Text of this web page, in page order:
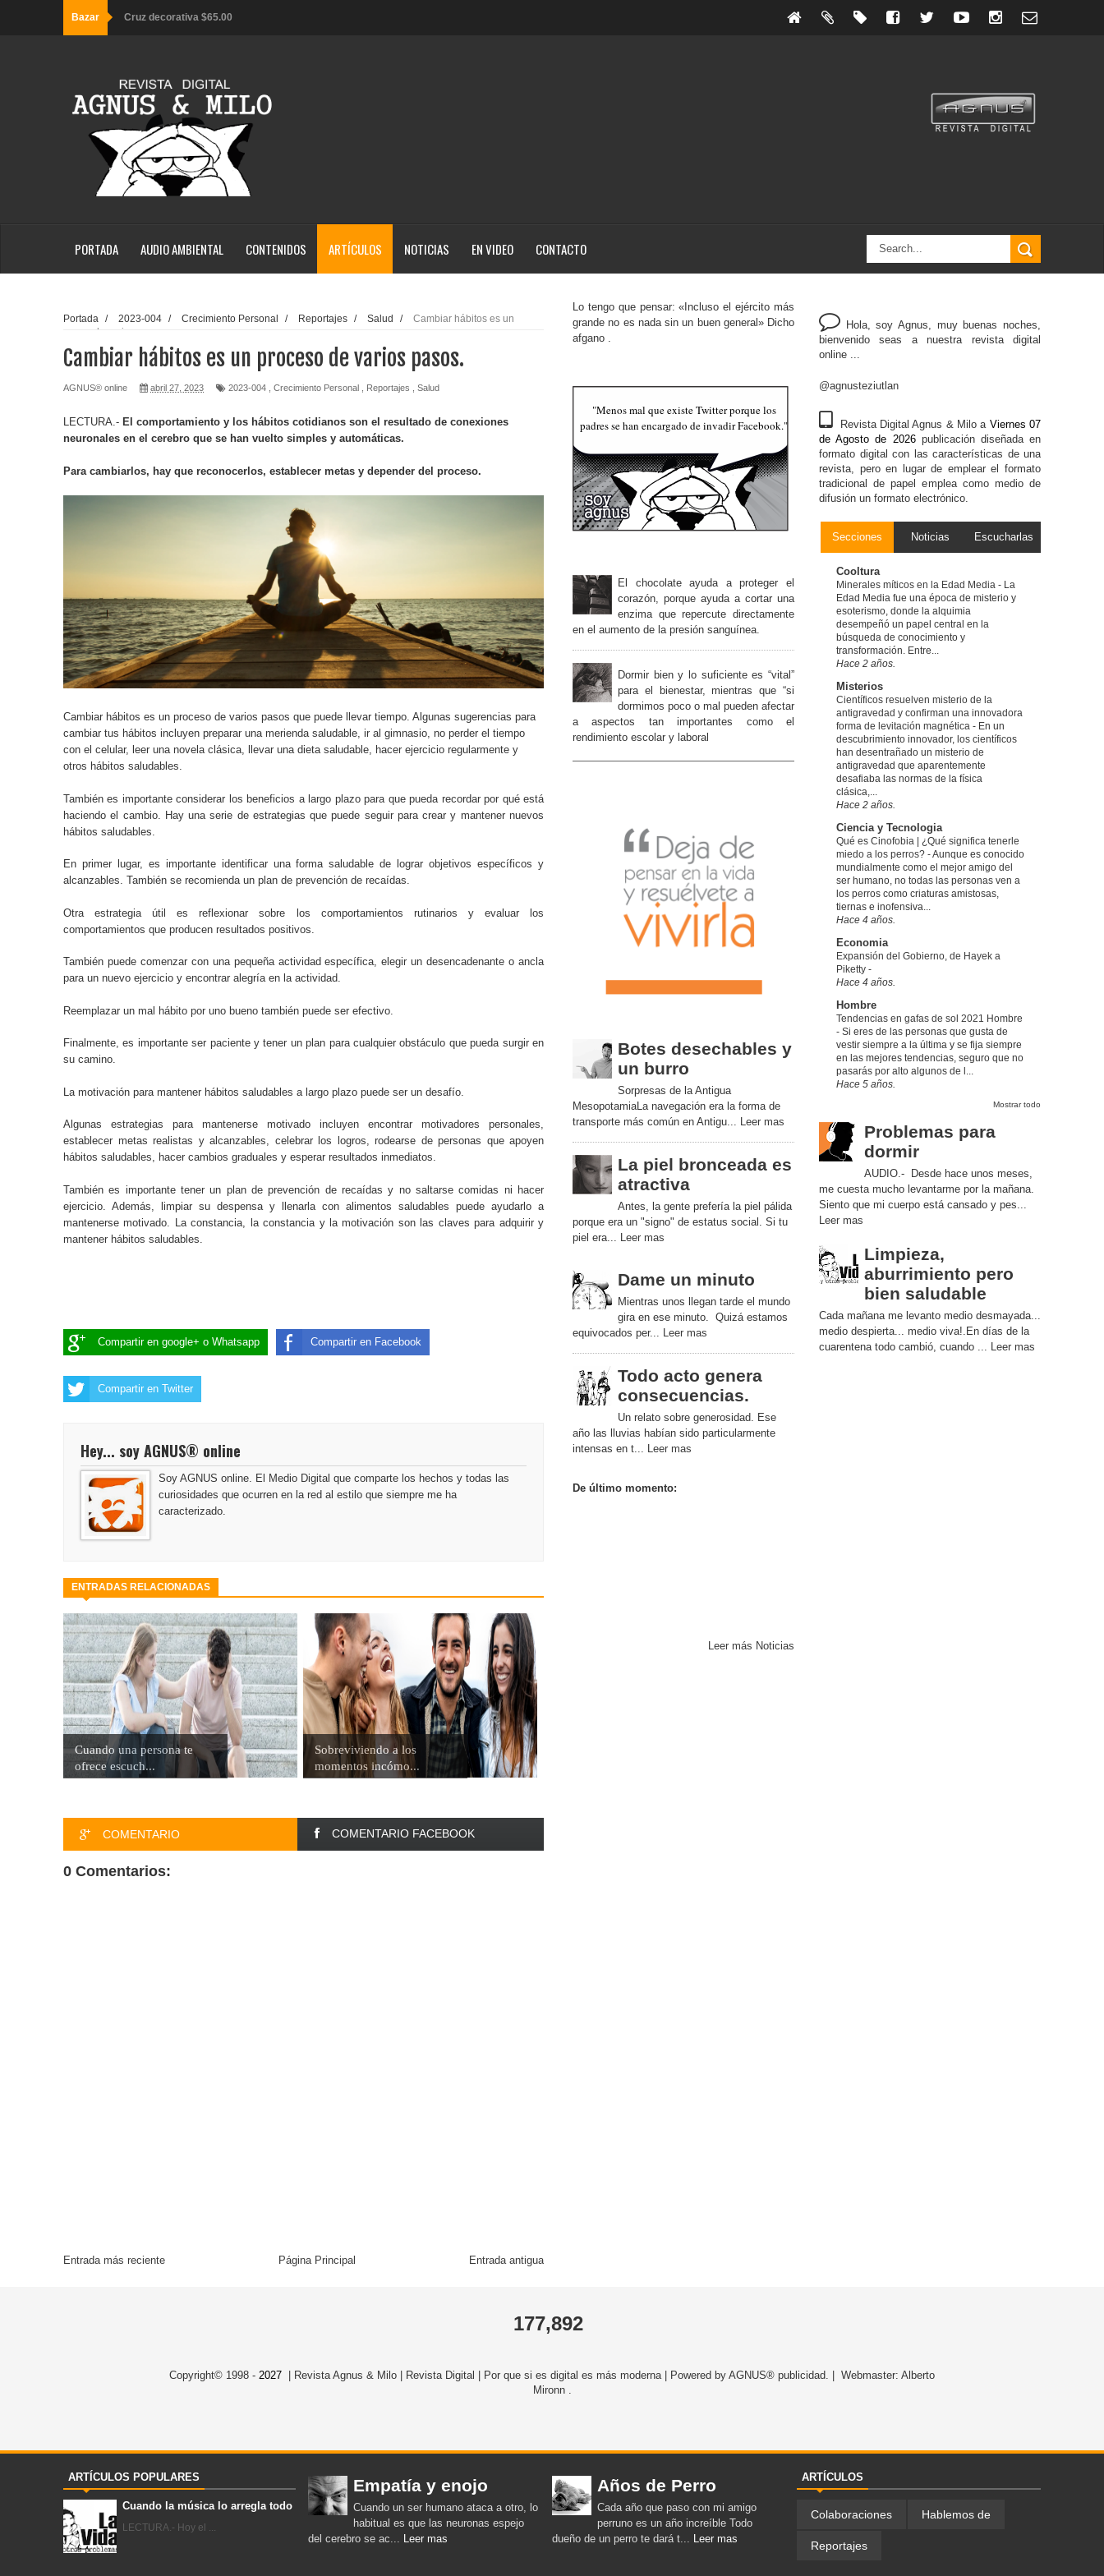
Bazar
Cruz decorativa $65.00
Sombrero gamuza $65.00
PORTADA AUDIO AMBIENTAL CONTENIDOS ARTÍCULOS NOTICIAS EN VIDEO CONTACTO
Lo tengo que pensar: «Incluso el ejército más
grande no es nada sin un buen general» Dicho
afgano .
"Menos mal que existe Twitter porque los
padres se han encargado de invadir Facebook."
El chocolate ayuda a proteger el
corazón, porque ayuda a cortar una
enzima que repercute directamente
en el aumento de la presión sanguínea.
Dormir bien y lo suficiente es “vital”
para el bienestar, mientras que “si
dormimos poco o mal pueden afectar
a aspectos tan importantes como el
rendimiento escolar y laboral
Botes desechables y
un burro
Sorpresas de la Antigua
MesopotamiaLa navegación era la forma de
transporte más común en Antigu...
Leer mas
La piel bronceada es
atractiva
Antes, la gente prefería la piel pálida
porque era un "signo" de estatus social. Si tu
piel era...
Leer mas
Dame un minuto
Mientras unos llegan tarde el mundo
gira en ese minuto. Quizá estamos
equivocados per...
Leer mas
Todo acto genera
consecuencias.
Un relato sobre generosidad. Ese
año las lluvias habían sido particularmente
intensas en t...
Leer mas
De último momento:
Leer más Noticias
Portada / 2023-004 / Crecimiento Personal / Reportajes / Salud /
Cambiar hábitos es un
proceso de varios pasos.
Cambiar hábitos es un proceso de varios pasos.
AGNUS® online abril 27, 2023 2023-004 Crecimiento Personal Reportajes Salud
LECTURA.- El comportamiento y los hábitos cotidianos son el resultado de conexiones
neuronales en el cerebro que se han vuelto simples y automáticas.
Para cambiarlos, hay que reconocerlos, establecer metas y depender del proceso.
Cambiar hábitos es un proceso de varios pasos que puede llevar tiempo. Algunas sugerencias para
cambiar tus hábitos incluyen preparar una merienda saludable, ir al gimnasio, no perder el tiempo
con el celular, leer una novela clásica, llevar una dieta saludable, hacer ejercicio regularmente y
otros hábitos saludables.
También es importante considerar los beneficios a largo plazo para que pueda recordar por qué está
haciendo el cambio. Hay una serie de estrategias que puede seguir para crear y mantener nuevos
hábitos saludables.
En primer lugar, es importante identificar una forma saludable de lograr objetivos específicos y
alcanzables. También se recomienda un plan de prevención de recaídas.
Otra estrategia útil es reflexionar sobre los comportamientos rutinarios y evaluar los
comportamientos que producen resultados positivos.
También puede comenzar con una pequeña actividad específica, elegir un desencadenante o ancla
para un nuevo ejercicio y encontrar alegría en la actividad.
Reemplazar un mal hábito por uno bueno también puede ser efectivo.
Finalmente, es importante ser paciente y tener un plan para cualquier obstáculo que pueda surgir en
su camino.
La motivación para mantener hábitos saludables a largo plazo puede ser un desafío.
Algunas estrategias para mantenerse motivado incluyen encontrar motivadores personales,
establecer metas realistas y alcanzables, celebrar los logros, rodearse de personas que apoyen
hábitos saludables, hacer cambios graduales y esperar resultados inmediatos.
También es importante tener un plan de prevención de recaídas y no saltarse comidas ni hacer
ejercicio. Además, limpiar su despensa y llenarla con alimentos saludables puede ayudarlo a
mantenerse motivado. La constancia, la constancia y la motivación son las claves para adquirir y
mantener hábitos saludables.
Compartir en google+ o Whatsapp Compartir en Facebook
Compartir en Twitter
Hey... soy AGNUS® online
Soy AGNUS online. El Medio Digital que comparte los hechos y todas las
curiosidades que ocurren en la red al estilo que siempre me ha
caracterizado.
ENTRADAS RELACIONADAS
Cuando una persona te
ofrece escuch...
Sobreviviendo a los
momentos incómo...
COMENTARIO COMENTARIO FACEBOOK
0 Comentarios:
Entrada más reciente Entrada antigua
Página Principal
Hola, soy Agnus, muy buenas noches,
bienvenido seas a nuestra revista digital
online ...
@agnusteziutlan
Revista Digital Agnus & Milo a Viernes 07
de Agosto de 2026publicación diseñada en
formato digital con las características de una
revista, pero en lugar de emplear el formato
tradicional de papel emplea como medio de
difusión un formato electrónico.
Secciones Noticias Escucharlas
Cooltura
Minerales míticos en la Edad Media - La
Edad Media fue una época de misterio y
esoterismo, donde la alquimia
desempeñó un papel central en la
búsqueda de conocimiento y
transformación. Entre...
Hace 2 años.
Misterios
Científicos resuelven misterio de la
antigravedad y confirman una innovadora
forma de levitación magnética - En un
descubrimiento innovador, los científicos
han desentrañado un misterio de
antigravedad que aparentemente
desafiaba las normas de la física
clásica,...
Hace 2 años.
Ciencia y Tecnologia
Qué es Cinofobia | ¿Qué significa tenerle
miedo a los perros? -Aunque es conocido
mundialmente como el mejor amigo del
ser humano, no todas las personas ven a
los perros como criaturas amistosas,
tiernas e inofensiva...
Hace 4 años.
Economia
Expansión del Gobierno, de Hayek a
Piketty -
Hace 4 años.
Hombre
Tendencias en gafas de sol 2021 Hombre
- Si eres de las personas que gusta de
vestir siempre a la última y se fija siempre
en las mejores tendencias, seguro que no
pasarás por alto algunos de l...
Hace 5 años.
Mostrar todo
Problemas para
dormir
AUDIO.- Desde hace unos meses,
me cuesta mucho levantarme por la mañana.
Siento que mi cuerpo está cansado y pes...
Leer mas
Limpieza,
aburrimiento pero
bien saludable
Cada mañana me levanto medio desmayada...
medio despierta... medio viva!.En días de la
cuarentena todo cambió, cuando ... Leer mas
177,892
Copyright© 1998 - 2027 | Revista Agnus & Milo | Revista Digital | Por que si es digital es más moderna | Powered by AGNUS® publicidad. | Webmaster: Alberto
Mironn .
ARTÍCULOS POPULARES
Cuando la música lo arregla todo
LECTURA.- Hoy el ...
Empatía y enojo
Cuando un ser humano ataca a otro, lo
habitual es que las neuronas espejo
del cerebro se ac... Leer mas
Años de Perro
Cada año que paso con mi amigo
perruno es un año increíble Todo
dueño de un perro te dará t... Leer mas
ARTÍCULOS
Colaboraciones Hablemos de
Reportajes